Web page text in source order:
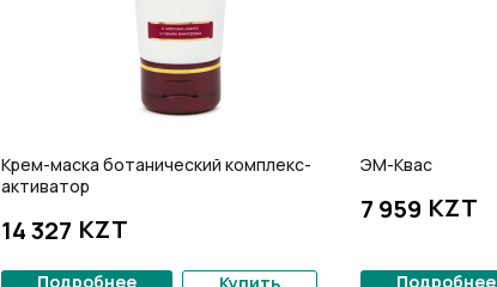
Крем-маска ботанический комплекс-
активатор
14 327 KZT
Подробнее
ЭМ-Квас
7 959 KZT
Подробнее